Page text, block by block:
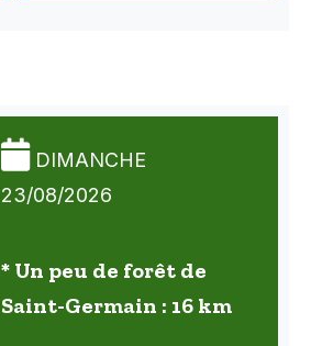
DIMANCHE
23/08/2026
* Un peu de forêt de
Saint-Germain : 16 km